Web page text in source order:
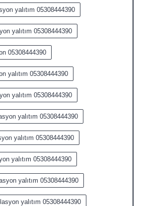
yalıtım 05308444390
yalıtım 05308444390
05308444390
yalıtım 05308444390
yalıtım 05308444390
yalıtım 05308444390
yalıtım 05308444390
yalıtım 05308444390
yalıtım 05308444390
yalıtım 05308444390